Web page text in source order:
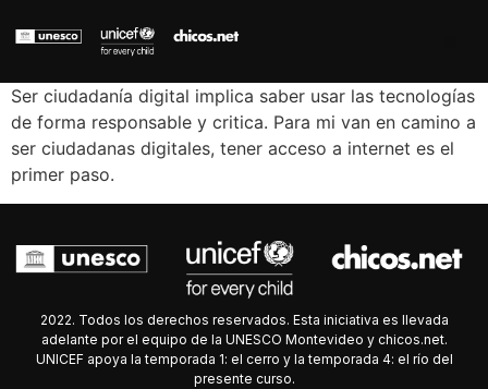
Ser ciudadanía digital implica saber usar las tecnologías
de forma responsable y critica. Para mi van en camino a
ser ciudadanas digitales, tener acceso a internet es el
primer paso.
2022. Todos los derechos reservados. Esta iniciativa es llevada
adelante por el equipo de la UNESCO Montevideo y chicos.net.
UNICEF apoya la temporada 1: el cerro y la temporada 4: el río del
presente curso.